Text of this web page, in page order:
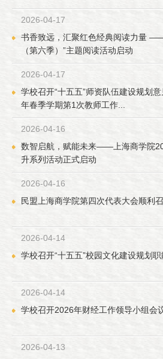
2026-04-17
书香致远，汇聚红色经典阅读力量
（第六季）”主题阅读活动启动
2026-04-17
学校召开“十五五”师资队伍建设规划
年春季学期第1次教师工作...
2026-04-16
数智启航，赋能未来——上海商学院
升系列活动正式启动
2026-04-16
民盟上海商学院第四次代表大会顺利
2026-04-14
学校召开“十五五”校园文化建设规划
2026-04-14
学校召开2026年财经工作领导小组会
2026-04-13